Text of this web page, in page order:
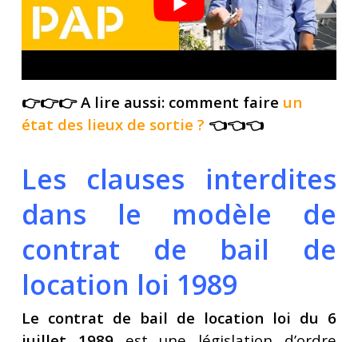
👉👉👉 A lire aussi: comment faire un
état des lieux de sortie ? 👈👈👈
Les clauses interdites
dans le modèle de
contrat de bail de
location loi 1989
Le contrat de bail de location loi du 6